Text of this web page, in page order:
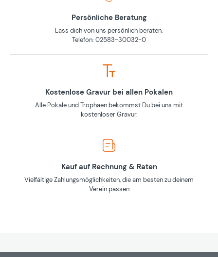
Persönliche Beratung
Lass dich von uns persönlich beraten.
Telefon: 02583-30032-0
Kostenlose Gravur bei allen Pokalen
Alle Pokale und Trophäen bekommst Du bei uns mit
kostenloser Gravur.
Kauf auf Rechnung & Raten
Vielfältige Zahlungsmöglichkeiten, die am besten zu deinem
Verein passen